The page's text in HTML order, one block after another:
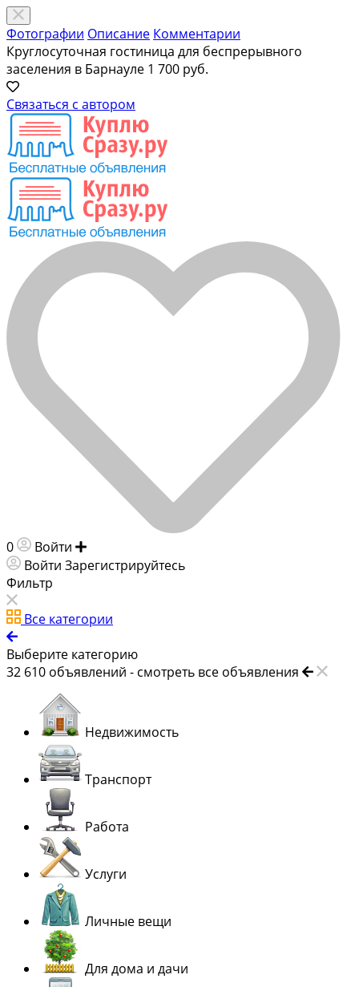
Фотографии Описание Комментарии
Круглосуточная гостиница для беспрерывного
заселения в Барнауле 1 700 руб.
Связаться с автором
0 Войти
Войти Зарегистрируйтесь
Фильтр
Все категории
Выберите категорию
32 610 объявлений - смотреть все объявления
Недвижимость
Транспорт
Работа
Услуги
Личные вещи
Для дома и дачи